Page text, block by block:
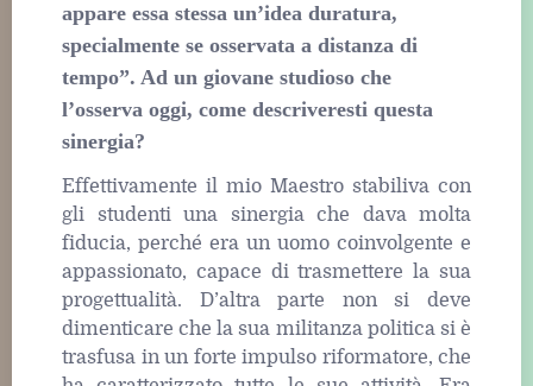
appare essa stessa un’idea duratura,
specialmente se osservata a distanza di
tempo”. Ad un giovane studioso che
l’osserva oggi, come descriveresti questa
sinergia?
Effettivamente il mio Maestro stabiliva con
gli studenti una sinergia che dava molta
fiducia, perché era un uomo coinvolgente e
appassionato, capace di trasmettere la sua
progettualità. D’altra parte non si deve
dimenticare che la sua militanza politica si è
trasfusa in un forte impulso riformatore, che